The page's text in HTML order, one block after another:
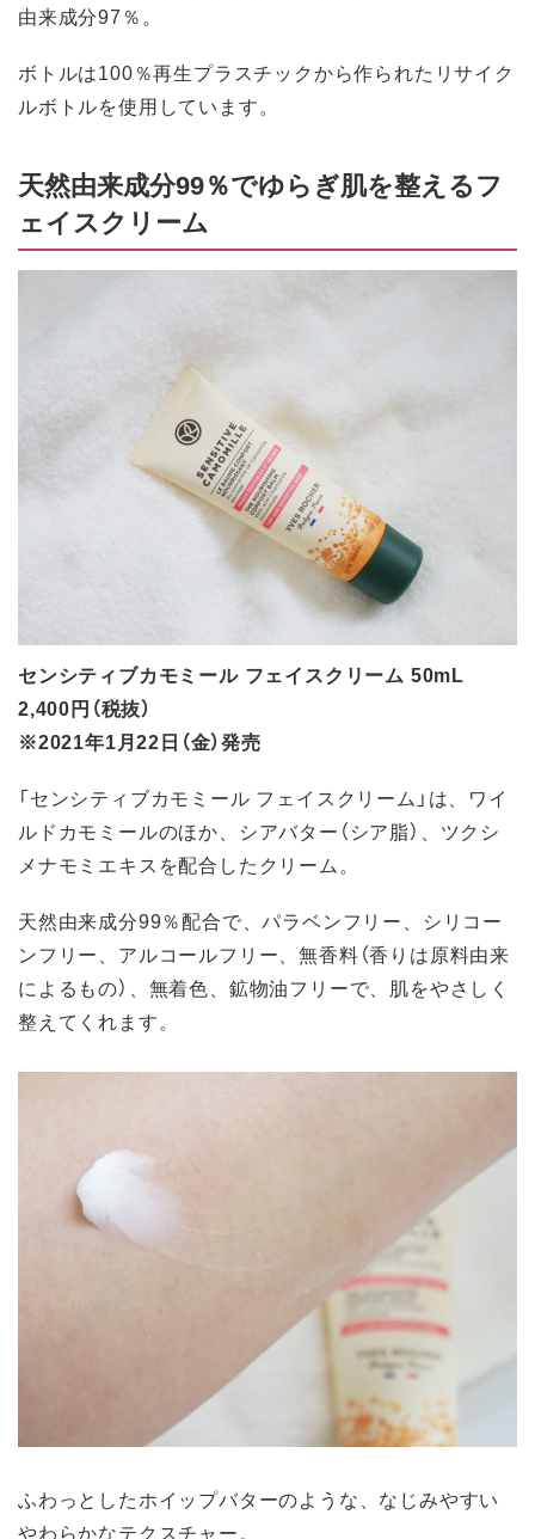
由来成分97％。
ボトルは100％再生プラスチックから作られたリサイク
ルボトルを使用しています。
天然由来成分99％でゆらぎ肌を整えるフ
ェイスクリーム
センシティブカモミール フェイスクリーム 50mL
2,400円（税抜）
※2021年1月22日（金）発売
「センシティブカモミール フェイスクリーム」は、ワイ
ルドカモミールのほか、シアバター（シア脂）、ツクシ
メナモミエキスを配合したクリーム。
天然由来成分99％配合で、パラベンフリー、シリコー
ンフリー、アルコールフリー、無香料（香りは原料由来
によるもの）、無着色、鉱物油フリーで、肌をやさしく
整えてくれます。
ふわっとしたホイップバターのような、なじみやすい
やわらかなテクスチャー。